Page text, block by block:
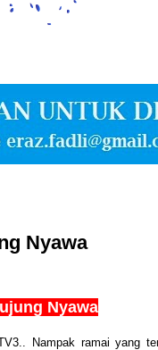
Nyawa
Nyawa
Nampak ramai yang